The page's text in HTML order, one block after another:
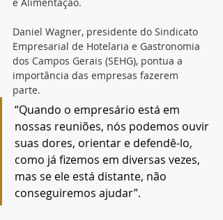
e Alimentação.
Daniel Wagner, presidente do Sindicato
Empresarial de Hotelaria e Gastronomia
dos Campos Gerais (SEHG), pontua a
importância das empresas fazerem
parte.
“Quando o empresário está em
nossas reuniões, nós podemos ouvir
suas dores, orientar e defendê-lo,
como já fizemos em diversas vezes,
mas se ele está distante, não
conseguiremos ajudar”.